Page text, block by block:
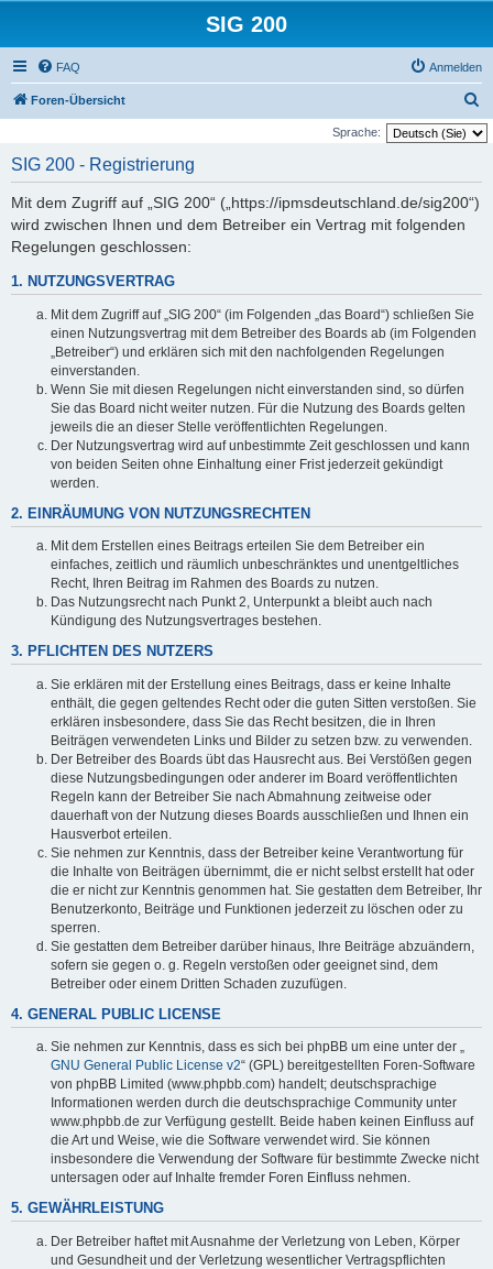
SIG 200
FAQ Anmelden
Foren-Übersicht
u
Sprache:
SIG 200 - Registrierung
Mit dem Zugriff auf „SIG 200“ („https://ipmsdeutschland.de/sig200“)
wird zwischen Ihnen und dem Betreiber ein Vertrag mit folgenden
Regelungen geschlossen:
1. NUTZUNGSVERTRAG
Mit dem Zugriff auf „SIG 200“ (im Folgenden „das Board“) schließen Sie
einen Nutzungsvertrag mit dem Betreiber des Boards ab (im Folgenden
„Betreiber“) und erklären sich mit den nachfolgenden Regelungen
einverstanden.
Wenn Sie mit diesen Regelungen nicht einverstanden sind, so dürfen
Sie das Board nicht weiter nutzen. Für die Nutzung des Boards gelten
jeweils die an dieser Stelle veröffentlichten Regelungen.
Der Nutzungsvertrag wird auf unbestimmte Zeit geschlossen und kann
von beiden Seiten ohne Einhaltung einer Frist jederzeit gekündigt
werden.
2. EINRÄUMUNG VON NUTZUNGSRECHTEN
Mit dem Erstellen eines Beitrags erteilen Sie dem Betreiber ein
einfaches, zeitlich und räumlich unbeschränktes und unentgeltliches
Recht, Ihren Beitrag im Rahmen des Boards zu nutzen.
Das Nutzungsrecht nach Punkt 2, Unterpunkt a bleibt auch nach
Kündigung des Nutzungsvertrages bestehen.
3. PFLICHTEN DES NUTZERS
Sie erklären mit der Erstellung eines Beitrags, dass er keine Inhalte
enthält, die gegen geltendes Recht oder die guten Sitten verstoßen. Sie
erklären insbesondere, dass Sie das Recht besitzen, die in Ihren
Beiträgen verwendeten Links und Bilder zu setzen bzw. zu verwenden.
Der Betreiber des Boards übt das Hausrecht aus. Bei Verstößen gegen
diese Nutzungsbedingungen oder anderer im Board veröffentlichten
Regeln kann der Betreiber Sie nach Abmahnung zeitweise oder
dauerhaft von der Nutzung dieses Boards ausschließen und Ihnen ein
Hausverbot erteilen.
Sie nehmen zur Kenntnis, dass der Betreiber keine Verantwortung für
die Inhalte von Beiträgen übernimmt, die er nicht selbst erstellt hat oder
die er nicht zur Kenntnis genommen hat. Sie gestatten dem Betreiber, Ihr
Benutzerkonto, Beiträge und Funktionen jederzeit zu löschen oder zu
sperren.
Sie gestatten dem Betreiber darüber hinaus, Ihre Beiträge abzuändern,
sofern sie gegen o. g. Regeln verstoßen oder geeignet sind, dem
Betreiber oder einem Dritten Schaden zuzufügen.
4. GENERAL PUBLIC LICENSE
Sie nehmen zur Kenntnis, dass es sich bei phpBB um eine unter der „
GNU General Public License v2“ (GPL) bereitgestellten Foren-Software
von phpBB Limited (www.phpbb.com) handelt; deutschsprachige
Informationen werden durch die deutschsprachige Community unter
www.phpbb.de zur Verfügung gestellt. Beide haben keinen Einfluss auf
die Art und Weise, wie die Software verwendet wird. Sie können
insbesondere die Verwendung der Software für bestimmte Zwecke nicht
untersagen oder auf Inhalte fremder Foren Einfluss nehmen.
5. GEWÄHRLEISTUNG
Der Betreiber haftet mit Ausnahme der Verletzung von Leben, Körper
und Gesundheit und der Verletzung wesentlicher Vertragspflichten